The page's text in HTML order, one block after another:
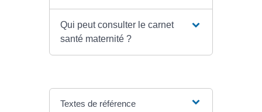
Qui peut consulter le carnet
santé maternité ?
Textes de référence